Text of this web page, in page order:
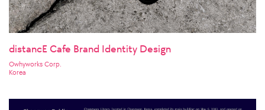
distancE Cafe Brand Identity Design
Owhyworks Corp.
Korea